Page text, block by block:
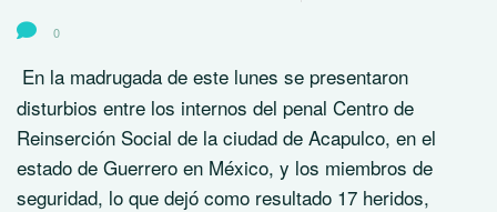
0
En la madrugada de este lunes se presentaron
disturbios entre los internos del penal Centro de
Reinserción Social de la ciudad de Acapulco, en el
estado de Guerrero en México, y los miembros de
seguridad, lo que dejó como resultado 17 heridos,